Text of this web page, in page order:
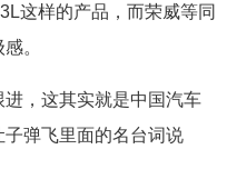
这样的产品，而荣威等同
。
，这其实就是中国汽车
弹飞里面的名台词说